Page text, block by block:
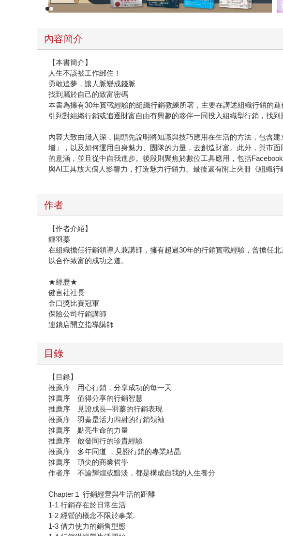
內容簡介
【本書簡介】
人生不該被工作綁住！
勇敢追夢，讓人脈變成錢脈
找到屬於自己的致富密碼
本書為擁有30年實戰經驗的組織行銷教練所著，主要在講述組織行銷的
引到對組織行銷或追逐財富自由有興趣的夥伴一同投入組織型行銷，找到
內容大致由淺入深，開頭先說明將知識與技巧應用在生活的方法，包含
增」，以及如何運用自身魅力、團隊的力量，去創造財富。此外，與市
的意涵，並且從中自我進步。後段則聚焦於數位工具應用，包括
與AI工具放大個人影響力，打造魅力行銷力。最後還有附上夾冊《組織
作者
【作者介紹】
鍾羽蓁
在組織擔任行銷領導人兼講師，擁有超過30年的行銷實戰經驗，曾擔任
以合作致富的成功之道。
★經歷★
健言社社長
金口獎比賽冠軍
保險公司行銷講師
連鎖店開立指導講師
目錄
【目錄】
推薦序 用心行銷，分享成功的每一天
推薦序 值得分享的行銷智慧
推薦序 見證成長─羽蓁的行銷表現
推薦序 羽蓁是活力四射的行銷領袖
推薦序 點亮生命的力量
推薦序 啟發同行的珍貴經驗
推薦序 多年同道 ，見證行銷的專業結晶
推薦序 頂尖的商業哲學
作者序 不論輝煌或黯淡，都是構成自我的人生養分
Chapter１ 行銷經營與生活的距離
1-1 行銷存在於日常生活
1-2 經營的概念不限於事業.
1-3 借力使力的銷售型態